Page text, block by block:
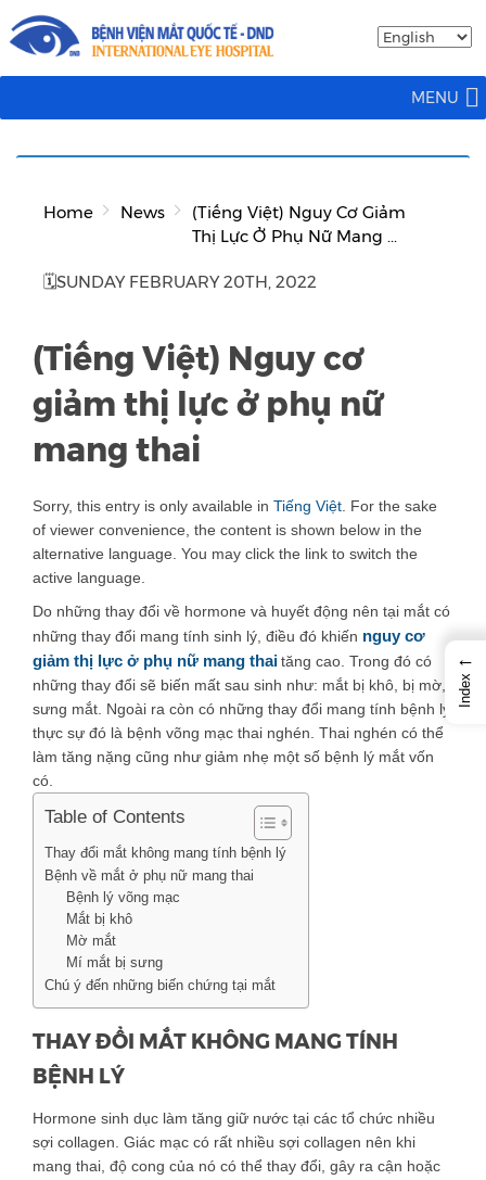
MENU
Home News
(Tiếng Việt) Nguy Cơ Giảm
Thị Lực Ở Phụ Nữ Mang ...
🗓SUNDAY FEBRUARY 20TH, 2022
(Tiếng Việt) Nguy cơ
giảm thị lực ở phụ nữ
mang thai
Sorry, this entry is only available in Tiếng Việt. For the sake
of viewer convenience, the content is shown below in the
alternative language. You may click the link to switch the
active language.
Do những thay đổi về hormone và huyết động nên tại mắt có
những thay đổi mang tính sinh lý, điều đó khiến nguy cơ
giảm thị lực ở phụ nữ mang thaităng cao. Trong đó có
những thay đổi sẽ biến mất sau sinh như: mắt bị khô, bị mờ,
sưng mắt. Ngoài ra còn có những thay đổi mang tính bệnh lý
thực sự đó là bệnh võng mạc thai nghén. Thai nghén có thể
làm tăng nặng cũng như giảm nhẹ một số bệnh lý mắt vốn
có.
Table of Contents
Thay đổi mắt không mang tính bệnh lý
Bệnh về mắt ở phụ nữ mang thai
Bệnh lý võng mạc
Mắt bị khô
Mờ mắt
Mí mắt bị sưng
Chú ý đến những biến chứng tại mắt
THAY ĐỔI MẮT KHÔNG MANG TÍNH
BỆNH LÝ
Hormone sinh dục làm tăng giữ nước tại các tổ chức nhiều
sợi collagen. Giác mạc có rất nhiều sợi collagen nên khi
mang thai, độ cong của nó có thể thay đổi, gây ra cận hoặc
←
Index